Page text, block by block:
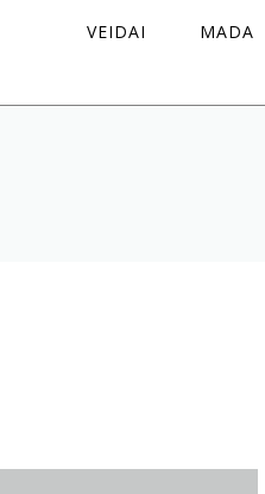
VEIDAI MADA